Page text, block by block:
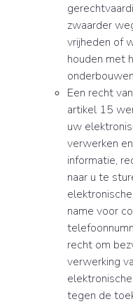
zwaarder
vrijheden of
houden met
Een recht
artikel 15
uw
verwerken
informatie,
naar u te
name voor
recht om
verwerking
tegen de